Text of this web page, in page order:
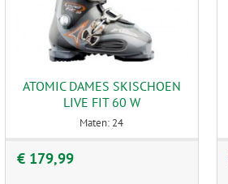
ATOMIC DAMES SKISCHOEN
LIVE FIT 60 W
Maten: 24
€ 179,99